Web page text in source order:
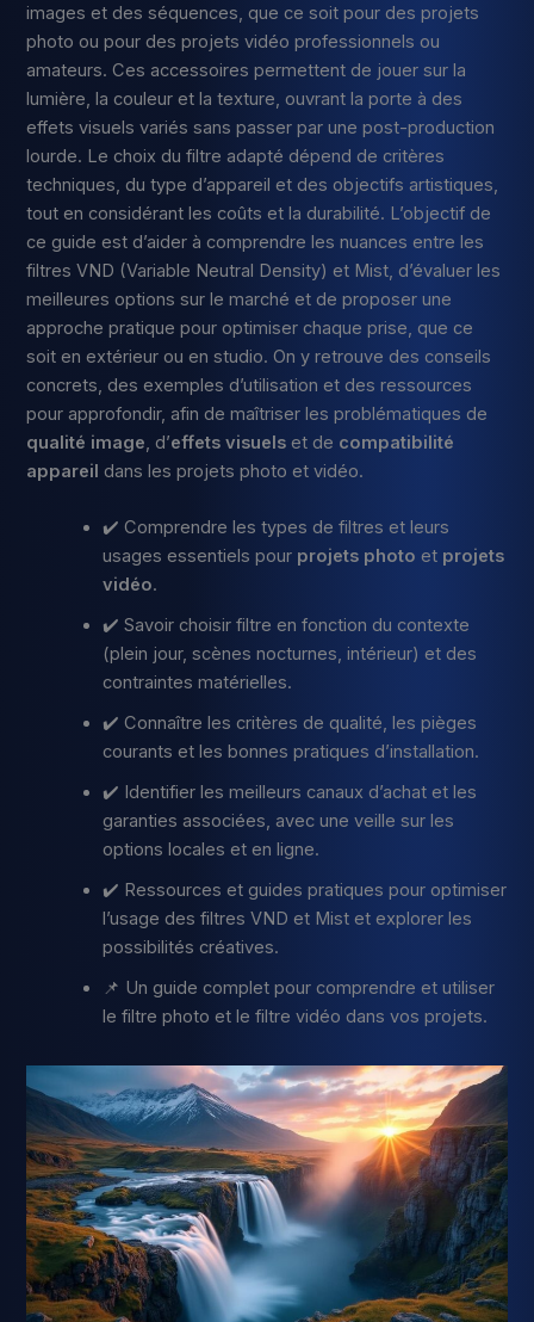
images et des séquences, que ce soit pour des projets
photo ou pour des projets vidéo professionnels ou
amateurs. Ces accessoires permettent de jouer sur la
lumière, la couleur et la texture, ouvrant la porte à des
effets visuels variés sans passer par une post-production
lourde. Le choix du filtre adapté dépend de critères
techniques, du type d’appareil et des objectifs artistiques,
tout en considérant les coûts et la durabilité. L’objectif de
ce guide est d’aider à comprendre les nuances entre les
filtres VND (Variable Neutral Density) et Mist, d’évaluer les
meilleures options sur le marché et de proposer une
approche pratique pour optimiser chaque prise, que ce
soit en extérieur ou en studio. On y retrouve des conseils
concrets, des exemples d’utilisation et des ressources
pour approfondir, afin de maîtriser les problématiques de
qualité image, d’effets visuels et de compatibilité
appareil dans les projets photo et vidéo.
✔️ Comprendre les types de filtres et leurs
usages essentiels pour projets photo et projets
vidéo.
✔️ Savoir choisir filtre en fonction du contexte
(plein jour, scènes nocturnes, intérieur) et des
contraintes matérielles.
✔️ Connaître les critères de qualité, les pièges
courants et les bonnes pratiques d’installation.
✔️ Identifier les meilleurs canaux d’achat et les
garanties associées, avec une veille sur les
options locales et en ligne.
✔️ Ressources et guides pratiques pour optimiser
l’usage des filtres VND et Mist et explorer les
possibilités créatives.
📌 Un guide complet pour comprendre et utiliser
le filtre photo et le filtre vidéo dans vos projets.